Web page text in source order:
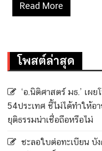
Read More
โพสต์ล่าสุด
‘อ.นิติศาสตร์ มธ.’ เผ
54ประเทศ ชี้ไม่ได้ทำให้อ
ยุติธรรมน่าเชื่อถือหรือไม่
ชะลอใบต่อทะเบียน บั